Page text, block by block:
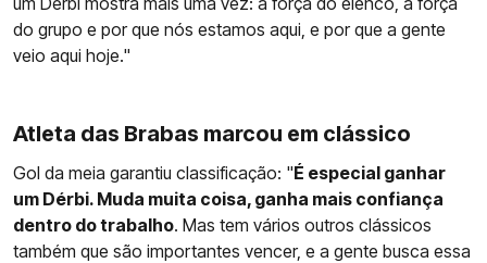
do grupo e por que nós estamos aqui, e por que a gente
veio aqui hoje."
Atleta das Brabas marcou em clássico
Gol da meia garantiu classificação: "É especial ganhar
um Dérbi. Muda muita coisa, ganha mais confiança
dentro do trabalho. Mas tem vários outros clássicos
também que são importantes vencer, e a gente busca essa